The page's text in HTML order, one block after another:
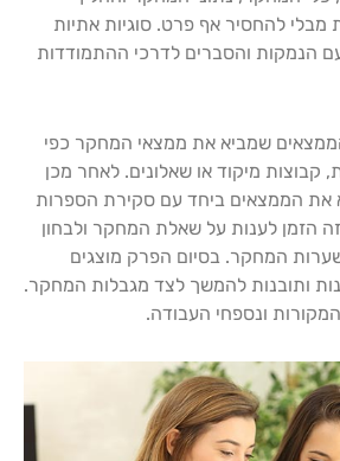
מבלי להחסיר אף פרט. סוגיות אתיות
הנמקות והסברים לדרכי ההתמודדות
שמביא את ממצאי המחקר כפי
קבוצות מיקוד או שאלונים. לאחר מכן
את הממצאים ביחד עם סקירת הספרות
הזמן לענות על שאלת המחקר ולבחון
המחקר. בסיום הפרק מוצגים
ותובנות להמשך לצד מגבלות המחקר.
ונספחי העבודה.